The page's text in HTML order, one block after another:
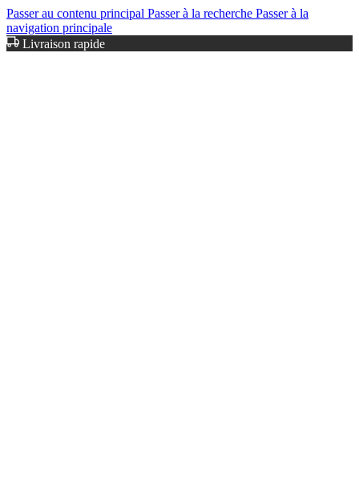
Passer au contenu principal Passer à la recherche Passer à la
navigation principale
Livraison rapide